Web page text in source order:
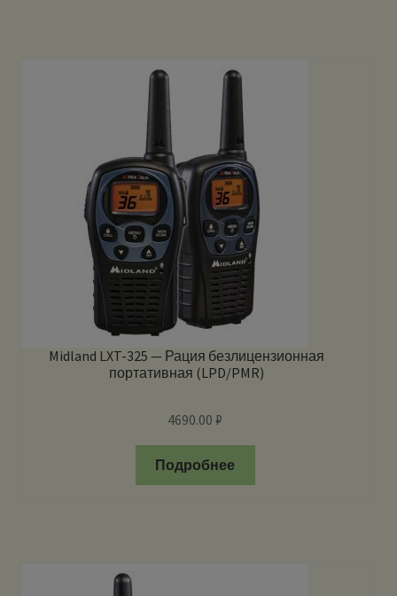
Midland LXT-325 — Рация безлицензионная
портативная (LPD/PMR)
4690.00₽
Подробнее